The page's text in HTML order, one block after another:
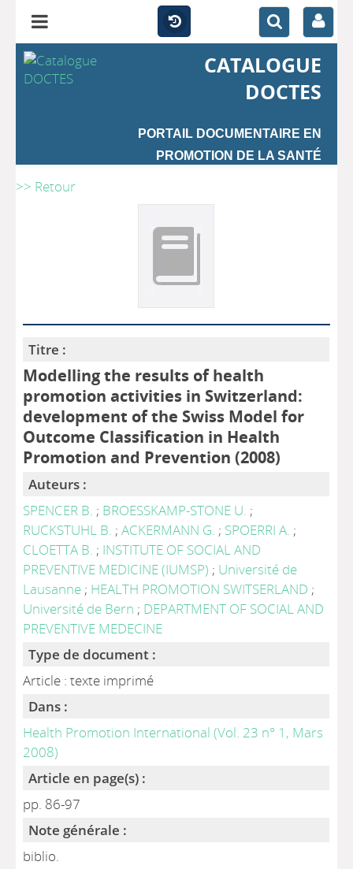
CATALOGUE
DOCTES
PORTAIL DOCUMENTAIRE EN
PROMOTION DE LA SANTÉ
>> Retour
Titre :
Modelling the results of health
promotion activities in Switzerland:
development of the Swiss Model for
Outcome Classification in Health
Promotion and Prevention (2008)
Auteurs :
SPENCER B. ; BROESSKAMP-STONE U. ;
RUCKSTUHL B. ;ACKERMANN G. ; SPOERRI A. ;
CLOETTA B. ; INSTITUTE OF SOCIAL AND
PREVENTIVE MEDICINE (IUMSP) ; Université de
Lausanne ; HEALTH PROMOTION SWITSERLAND ;
Université de Bern ; DEPARTMENT OF SOCIAL AND
PREVENTIVE MEDECINE
Type de document :
Article : texte imprimé
Dans :
Health Promotion International (Vol. 23 n° 1, Mars
2008)
Article en page(s) :
pp. 86-97
Note générale :
biblio.